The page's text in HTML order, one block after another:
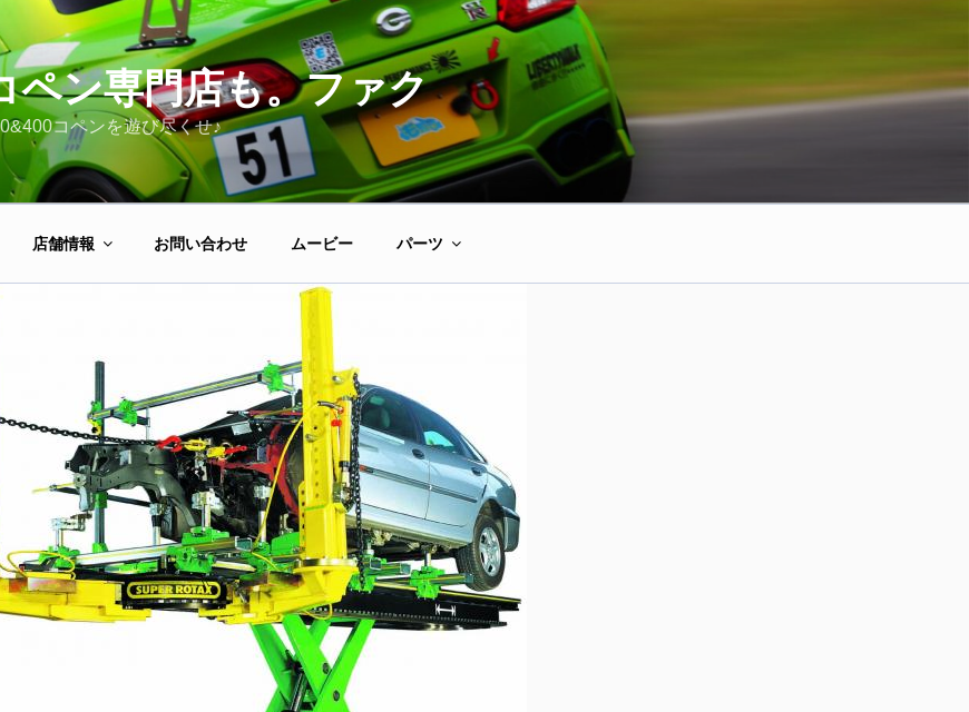
ペン専門店も。ファク
コペンを遊び尽くせ♪
店舗情報 お問い合わせ ムービー パーツ